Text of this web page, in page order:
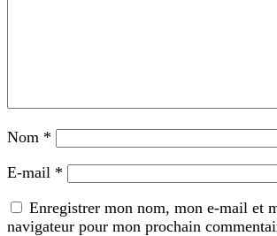
Nom *
E-mail *
Enregistrer mon nom, mon e-mail et
navigateur pour mon prochain